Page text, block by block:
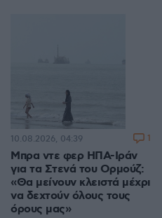
Μπρα ντε φερ ΗΠΑ-Ιράν
για τα Στενά του Ορμούζ:
«Θα μείνουν κλειστά μέχρι
να δεχτούν όλους τους
όρους μας»
10.08.2026, 04:39 1